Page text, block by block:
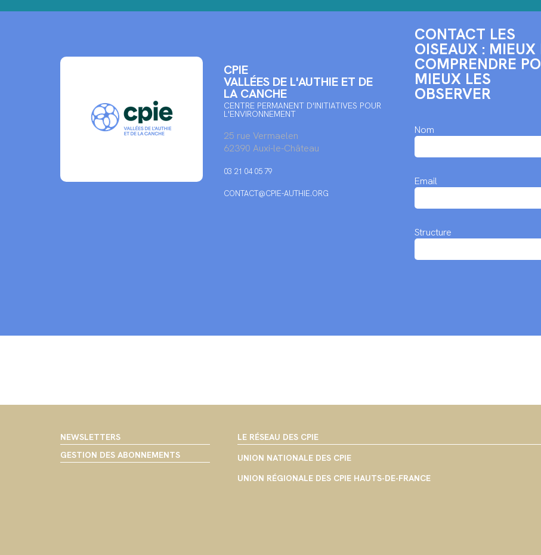
CPIE
VALLÉES DE L'AUTHIE ET DE
LA CANCHE
CENTRE PERMANENT D'INITIATIVES POUR
L'ENVIRONNEMENT
25 rue Vermaelen
62390 Auxi-le-Château
03 21 04 05 79
CONTACT@CPIE-AUTHIE.ORG
CONTACT LES
OISEAUX : MIEUX
COMPRENDRE
MIEUX LES
OBSERVER
Nom
Email
Structure
NEWSLETTERS
GESTION DES ABONNEMENTS
LE RÉSEAU DES CPIE
UNION NATIONALE DES CPIE
UNION RÉGIONALE DES CPIE HAUTS-DE-FRANCE